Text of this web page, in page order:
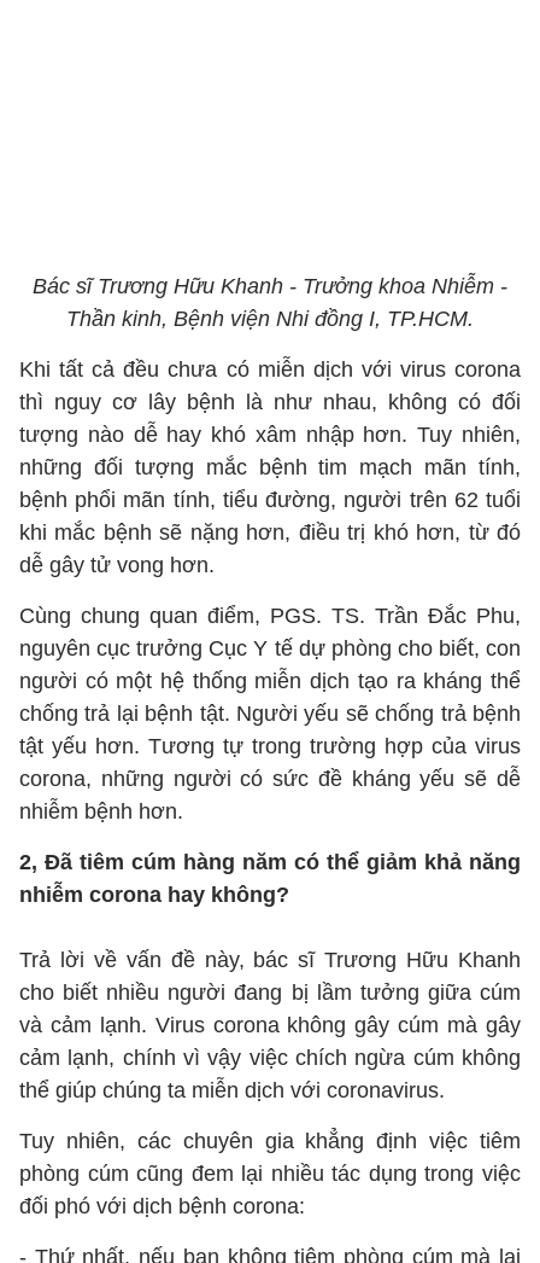
Bác sĩ Trương Hữu Khanh - Trưởng khoa Nhiễm -
Thần kinh, Bệnh viện Nhi đồng I, TP.HCM.
Khi tất cả đều chưa có miễn dịch với virus corona
thì nguy cơ lây bệnh là như nhau, không có đối
tượng nào dễ hay khó xâm nhập hơn. Tuy nhiên,
những đối tượng mắc bệnh tim mạch mãn tính,
bệnh phổi mãn tính, tiểu đường, người trên 62 tuổi
khi mắc bệnh sẽ nặng hơn, điều trị khó hơn, từ đó
dễ gây tử vong hơn.
Cùng chung quan điểm, PGS. TS. Trần Đắc Phu,
nguyên cục trưởng Cục Y tế dự phòng cho biết, con
người có một hệ thống miễn dịch tạo ra kháng thể
chống trả lại bệnh tật. Người yếu sẽ chống trả bệnh
tật yếu hơn. Tương tự trong trường hợp của virus
corona, những người có sức đề kháng yếu sẽ dễ
nhiễm bệnh hơn.
2, Đã tiêm cúm hàng năm có thể giảm khả năng
nhiễm corona hay không?
Trả lời về vấn đề này, bác sĩ Trương Hữu Khanh
cho biết nhiều người đang bị lầm tưởng giữa cúm
và cảm lạnh. Virus corona không gây cúm mà gây
cảm lạnh, chính vì vậy việc chích ngừa cúm không
thể giúp chúng ta miễn dịch với coronavirus.
Tuy nhiên, các chuyên gia khẳng định việc tiêm
phòng cúm cũng đem lại nhiều tác dụng trong việc
đối phó với dịch bệnh corona:
- Thứ nhất, nếu bạn không tiêm phòng cúm mà lại